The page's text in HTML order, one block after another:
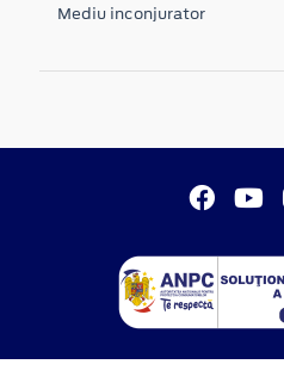
Mediu inconjurator